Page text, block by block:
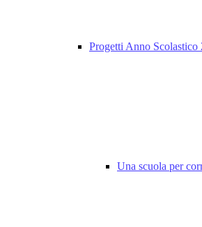
Progetti Anno Scolastico
Una scuola per